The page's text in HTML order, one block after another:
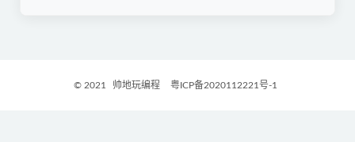
© 2021 帅地玩编程 粤ICP备2020112221号-1